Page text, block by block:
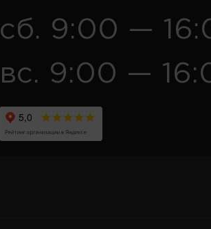
сб. 9:00 —
вс. 9:00 —